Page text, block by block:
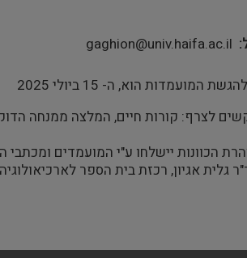
gaghion@univ.haifa.ac.il
הוא, ה- 15 ביולי 2025
לצרף: קורות חיים, המלצה ממנחה
הכוונות יישלחו ע"י המועמדים
גלית אגיון, רכזת בית הספר